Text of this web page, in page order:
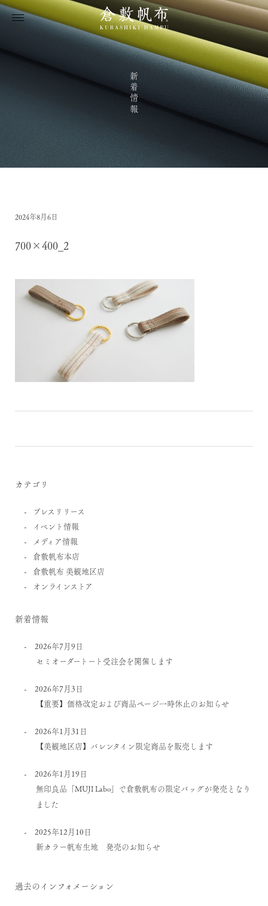
新着情報
2024年8月6日
700×400_2
カテゴリ
プレスリリース
イベント情報
メディア情報
倉敷帆布本店
倉敷帆布 美観地区店
オンラインストア
新着情報
2026年7月9日
セミオーダートート受注会を開催します
2026年7月3日
【重要】価格改定および商品ページ一時休止のお知らせ
2026年1月31日
【美観地区店】バレンタイン限定商品を販売します
2026年1月19日
無印良品「MUJI Labo」で倉敷帆布の限定バッグが発売となり
ました
2025年12月10日
新カラー帆布生地 発売のお知らせ
過去のインフォメーション